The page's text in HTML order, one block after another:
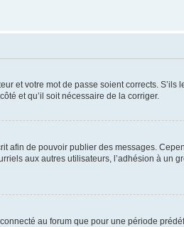
et votre mot de passe soient corrects.
et qu’il soit nécessaire de la corriger.
afin de pouvoir publier des messages.
aux autres utilisateurs, l’adhésion à un
au forum que pour une période